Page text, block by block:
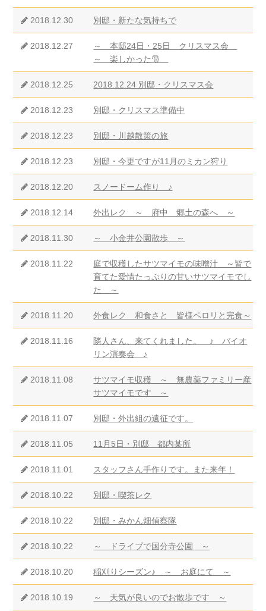
2018.12.30 別邸・新たな気持ちで
2018.12.27
～ 本邸24日・25日 クリスマス会
～ 楽しかった🎅
2018.12.25 2018.12.24 別邸・クリスマス会
2018.12.23 別邸・クリスマス準備中
2018.12.23 別邸・川越散策の旅
2018.12.23 別邸・今更ですが11月のミカン狩り
2018.12.20 スノードーム作り ♪
2018.12.14 外出レク ～ 府中 郷土の森へ ～
2018.11.30 ～ 小金井公園散歩 ～
2018.11.22
庭で収穫したサツマイモの味噌汁 ～皆で
育てた愛情たっぷりの甘いサツマイモでし
た ～
2018.11.20 外食レク 和食さと 皆様ペロリと完食～
2018.11.16
隣人さん、来てくれました。 ♪ バイオ
リン演奏会 ♪
2018.11.08
サツマイモ収穫 ～ 無農薬ファミリー産
サツマイモです ～
2018.11.07 別邸・外出組の遠征です。
2018.11.05 11月5日・別邸 都内某所
2018.11.01 スタッフさん手作りです。また来年！
2018.10.22 別邸・喫茶レク
2018.10.22 別邸・みかん畑偵察隊
2018.10.22 ～ ドライブで国分寺公園 ～
2018.10.20 稲刈りシーズン♪ ～ お庭にて ～
2018.10.19 ～ 天気が良いのでお散歩です ～